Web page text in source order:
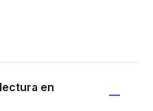
en